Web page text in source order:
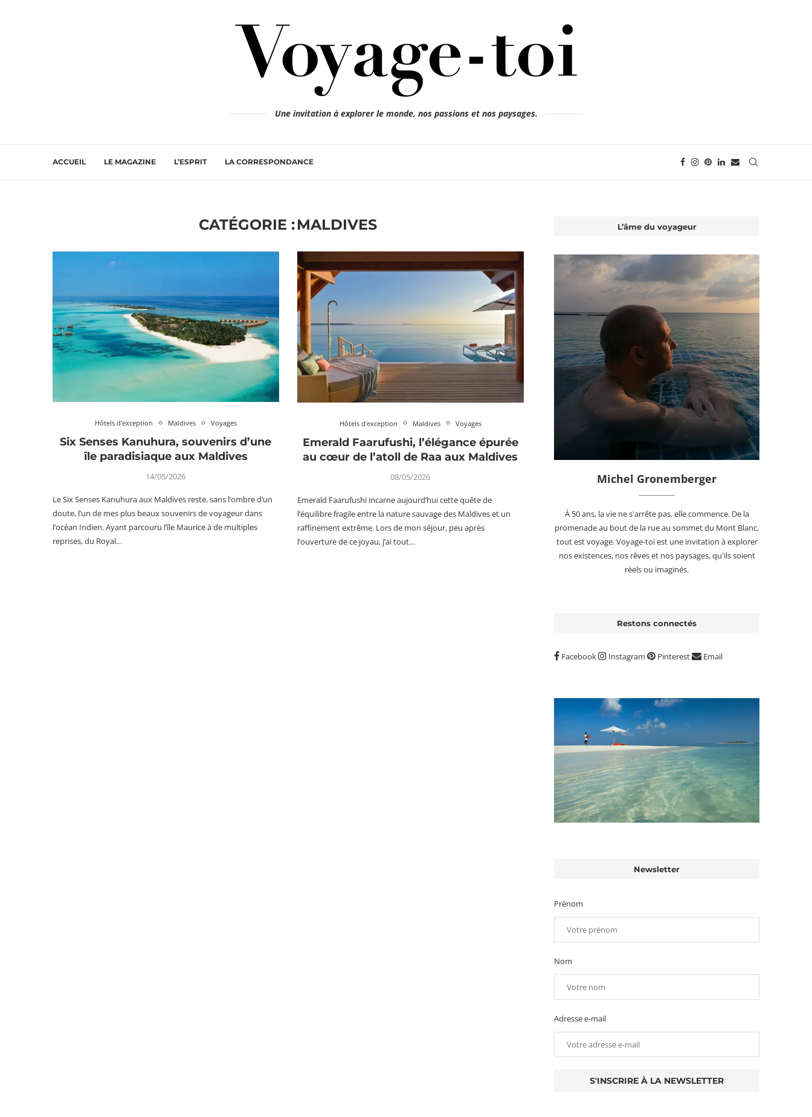
Une invitation à explorer le monde, nos passions et nos paysages.
ACCUEIL LE MAGAZINE L’ESPRIT LA CORRESPONDANCE
CATÉGORIE :MALDIVES
Hôtels d'exception Maldives Voyages
Six Senses Kanuhura, souvenirs d’une
île paradisiaque aux Maldives
14/05/2026
Le Six Senses Kanuhura aux Maldives reste, sans l’ombre d’un
doute, l’un de mes plus beaux souvenirs de voyageur dans
l’océan Indien. Ayant parcouru l’île Maurice à de multiples
reprises, du Royal…
Hôtels d'exception Maldives Voyages
Emerald Faarufushi, l’élégance épurée
au cœur de l’atoll de Raa aux Maldives
08/05/2026
Emerald Faarufushi incarne aujourd’hui cette quête de
l’équilibre fragile entre la nature sauvage des Maldives et un
raffinement extrême. Lors de mon séjour, peu après
l’ouverture de ce joyau, j’ai tout…
L’âme du voyageur
Michel Gronemberger
À 50 ans, la vie ne s'arrête pas, elle commence. De la
promenade au bout de la rue au sommet du Mont Blanc,
tout est voyage. Voyage-toi est une invitation à explorer
nos existences, nos rêves et nos paysages, qu'ils soient
réels ou imaginés.
Restons connectés
Facebook Instagram Pinterest Email
Newsletter
Prénom
Nom
Adresse e-mail